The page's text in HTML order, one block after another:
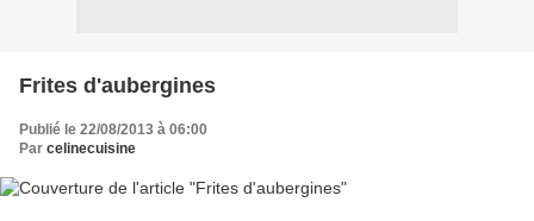
Frites d'aubergines
Publié le 22/08/2013 à 06:00
Par celinecuisine